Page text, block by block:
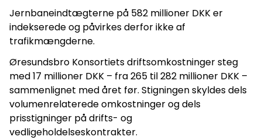
Jernbaneindtægterne på 582 millioner DKK er
indekserede og påvirkes derfor ikke af
trafikmængderne.
Øresundsbro Konsortiets driftsomkostninger steg
med 17 millioner DKK – fra 265 til 282 millioner DKK –
sammenlignet med året før. Stigningen skyldes dels
volumenrelaterede omkostninger og dels
prisstigninger på drifts- og
vedligeholdelseskontrakter.